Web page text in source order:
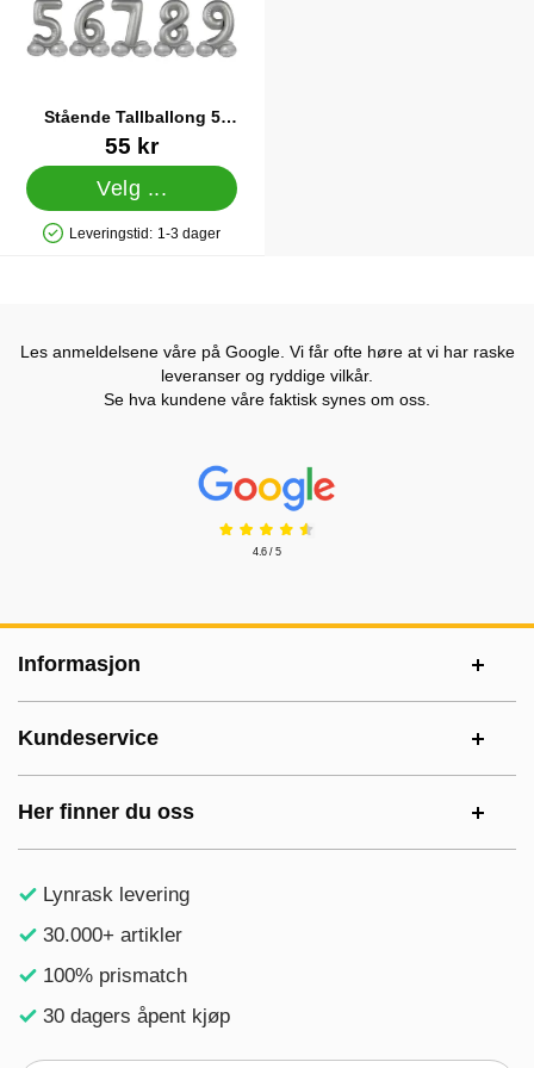
Stående Tallballong 5
Månesølv Matt
Varenummer 86610
55 kr
Velg ...
Produkttilgjengelighet: På lager
Leveringstid: 1-3 dager
Les anmeldelsene våre på Google. Vi får ofte høre at vi har raske
leveranser og ryddige vilkår.
Se hva kundene våre faktisk synes om oss.
Prisjakt Vurdering: 4.6 Stjerne
4.6 / 5
Informasjon
Kundeservice
Her finner du oss
Lynrask levering
30.000+ artikler
100% prismatch
30 dagers åpent kjøp